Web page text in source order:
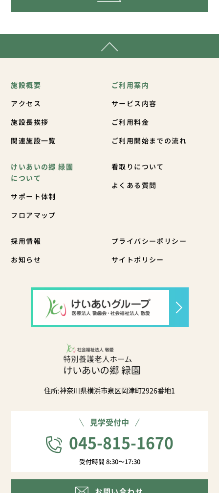
施設概要
アクセス
施設長挨拶
関連施設一覧
ご利用案内
サービス内容
ご利用料金
ご利用開始までの流れ
けいあいの郷 緑園
について
サポート体制
フロアマップ
看取りについて
よくある質問
採用情報
お知らせ
プライバシーポリシー
サイトポリシー
住所:神奈川県横浜市泉区岡津町2926番地1
見学受付中
045-815-1670
受付時間 8:30〜17:30